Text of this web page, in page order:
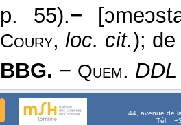
p. 55).−
Coury, loc. cit.); de
BBG. − Quem.
44, avenue de
Tél. :